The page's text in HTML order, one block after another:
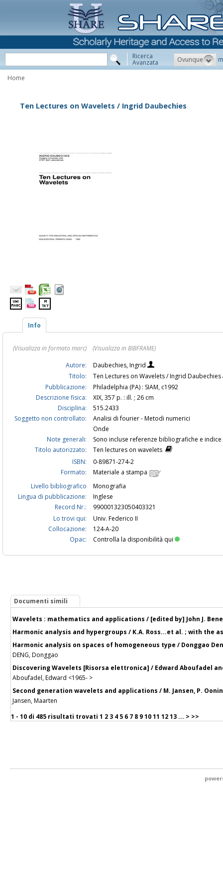
Ricerca
Avanzata Ovunque
Home
Ten Lectures on Wavelets / Ingrid Daubechies
Info
(Visualizza in formato marc)
(Visualizza in BIBFRAME)
Autore:
Daubechies, Ingrid
Titolo:
Ten Lectures on Wavelets / Ingrid Daubechies
Pubblicazione:
Philadelphia (PA) : SIAM, c1992
Descrizione fisica:
XIX, 357 p. : ill. ; 26 cm
Disciplina:
515.2433
Soggetto non controllato:
Analisi di fourier - Metodi numerici
Onde
Note generali:
Sono incluse referenze bibliografiche e indice
Titolo autorizzato:
Ten lectures on wavelets
ISBN:
0-89871-274-2
Formato:
Materiale a stampa
Livello bibliografico
Monografia
Lingua di pubblicazione:
Inglese
Record Nr.:
990001323050403321
Lo trovi qui:
Univ. Federico II
Collocazione:
124-A-20
Opac:
Controlla la disponibilità qui
Documenti simili
Wavelets : mathematics and applications / [edited by] John J.
Harmonic analysis and hypergroups / K.A. Ross...et al. ; with the
Harmonic analysis on spaces of homogeneous type / Donggao
DENG, Donggao
Discovering Wavelets [Risorsa elettronica] / Edward Aboufadel
Aboufadel, Edward <1965- >
Second generation wavelets and applications / M. Jansen, P.
Jansen, Maarten
1 - 10 di 485 risultati trovati 1 2 3 4 5 6 7 8 91011 1213 ... > >>